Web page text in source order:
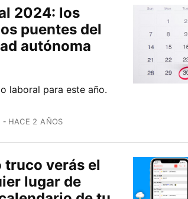
2024: los
puentes del
autónoma
laboral para este año.
HACE 2 AÑOS
truco verás el
lugar de